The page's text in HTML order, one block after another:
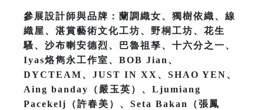
參展設計師與品牌：蘭調織女、獨樹依織、線
織屋、湛賞藝術文化工坊、野桐工坊、花生
騷、沙布喇安德烈、巴魯祖孥、十六分之一、
Iyas烙雋永工作室、BOB Jian、
DYCTEAM、JUST IN XX、SHAO YEN、
Aing banday（嚴玉英）、Ljumiang
Pacekelj（許春美）、Seta Bakan（張鳳